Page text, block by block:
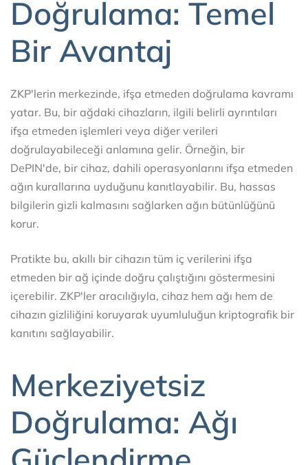
Doğrulama: Temel
Bir Avantaj
ZKP'lerin merkezinde, ifşa etmeden doğrulama kavramı
yatar. Bu, bir ağdaki cihazların, ilgili belirli ayrıntıları
ifşa etmeden işlemleri veya diğer verileri
doğrulayabileceği anlamına gelir. Örneğin, bir
DePIN'de, bir cihaz, dahili operasyonlarını ifşa etmeden
ağın kurallarına uyduğunu kanıtlayabilir. Bu, hassas
bilgilerin gizli kalmasını sağlarken ağın bütünlüğünü
korur.
Pratikte bu, akıllı bir cihazın tüm iç verilerini ifşa
etmeden bir ağ içinde doğru çalıştığını göstermesini
içerebilir. ZKP'ler aracılığıyla, cihaz hem ağı hem de
cihazın gizliliğini koruyarak uyumluluğun kriptografik bir
kanıtını sağlayabilir.
Merkeziyetsiz
Doğrulama: Ağı